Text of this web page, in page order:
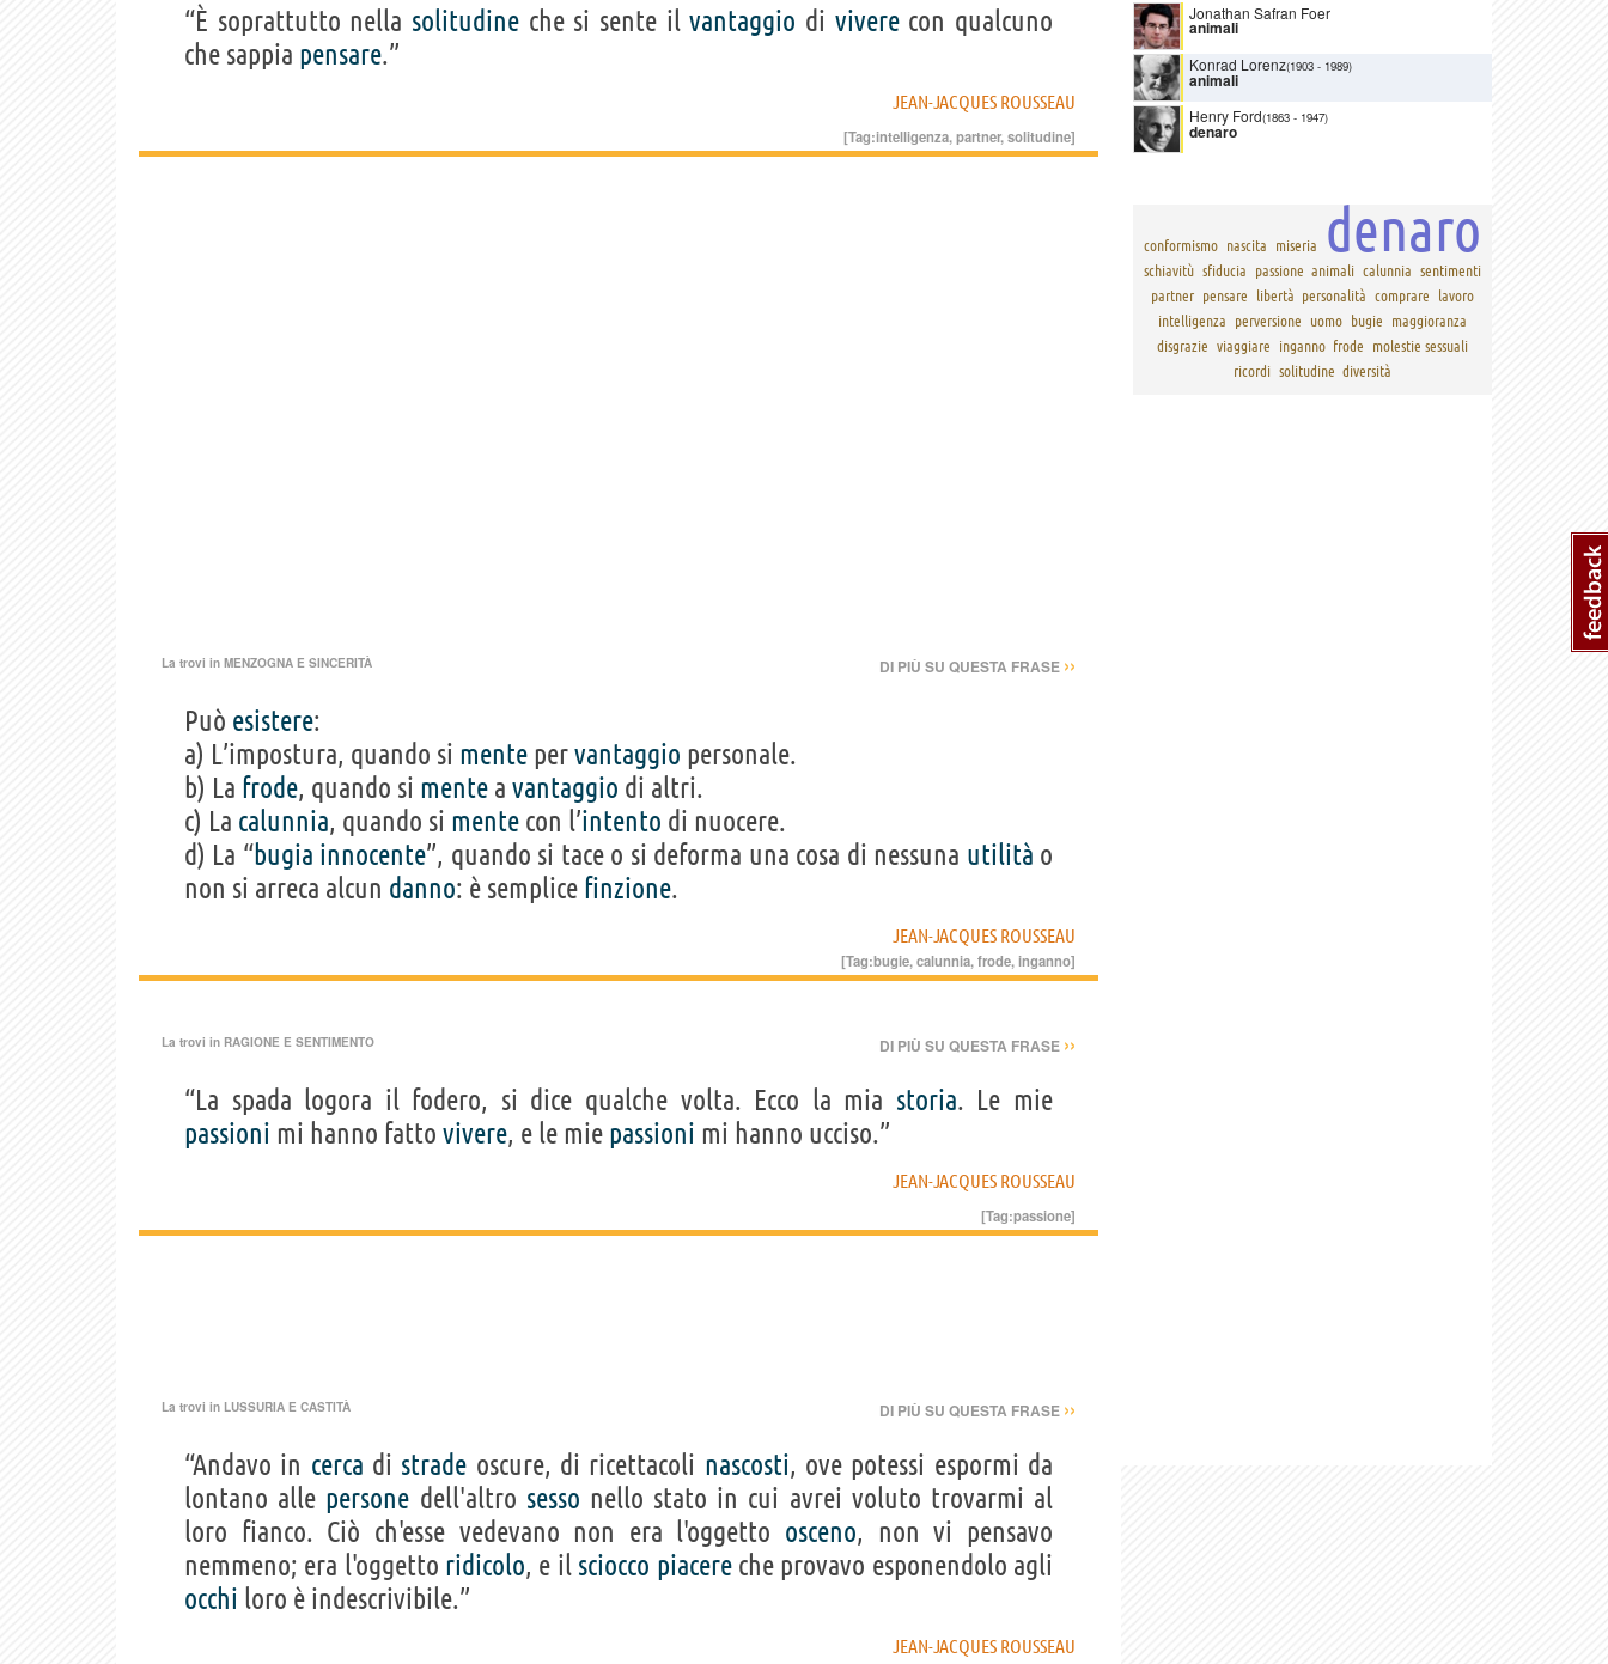
“È soprattutto nella solitudine che si sente ilvantaggio di viverecon qualcuno
che sappia pensare.”
JEAN-JACQUES ROUSSEAU
[Tag:intelligenza,partner,solitudine]
La trovi in MENZOGNA E SINCERITÀ DI PIÙ SU QUESTA FRASE ››
Può esistere:
a) L’impostura, quando si mente pervantaggio personale.
b) La frode, quando si mente a vantaggio di altri.
c) La calunnia, quando si mente con l’intento di nuocere.
d) La “bugia innocente”, quando si tace o si deforma una cosa di nessuna utilità o
non si arreca alcun danno: è semplice finzione.
JEAN-JACQUES ROUSSEAU
[Tag:bugie,calunnia,frode,inganno]
La trovi in RAGIONE E SENTIMENTO DI PIÙ SU QUESTA FRASE ››
“La spada logora il fodero, si dice qualche volta. Ecco la mia storia. Le mie
passioni mi hanno fatto vivere, e le mie passioni mi hanno ucciso.”
JEAN-JACQUES ROUSSEAU
[Tag:passione]
La trovi in LUSSURIA E CASTITÀ DI PIÙ SU QUESTA FRASE ››
“Andavo in cerca di strade oscure, di ricettacoli nascosti, ove potessi espormi da
lontano alle persone dell'altro sesso nello stato in cui avrei voluto trovarmi al
loro fianco. Ciò ch'esse vedevano non era l'oggetto osceno, non vi pensavo
nemmeno; era l'oggetto ridicolo, e il sciocco piacereche provavo esponendolo agli
occhi loro è indescrivibile.”
JEAN-JACQUES ROUSSEAU
Jonathan Safran Foer
animali
Konrad Lorenz(1903 - 1989)
animali
Henry Ford(1863 - 1947)
denaro
conformismo nascita miseria denaro
schiavitù sfiducia passione animali calunnia sentimenti
partner pensare libertà personalità comprare
lavoro
intelligenza
perversione uomo bugie
maggioranza
disgrazie viaggiare inganno frode
molestie sessuali
ricordi solitudine diversità